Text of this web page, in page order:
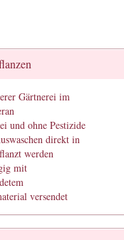
Gärtnerei im
und ohne Pestizide
direkt in
werden
mit
versendet